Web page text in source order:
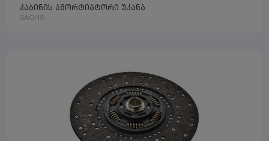
კაბინის ამორტიატორი უკანა
SACHS